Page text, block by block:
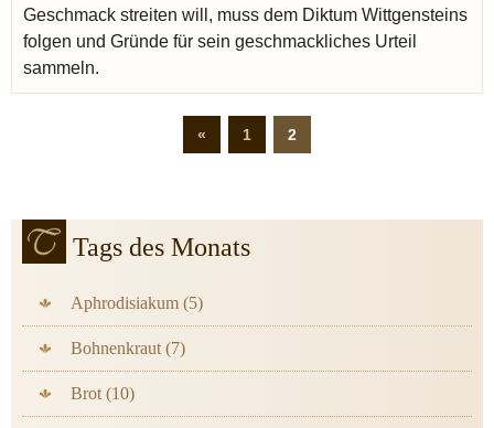
Geschmack streiten will, muss dem Diktum Wittgensteins
folgen und Gründe für sein geschmackliches Urteil
sammeln.
« 1 2
Tags des Monats
Aphrodisiakum (5)
Bohnenkraut (7)
Brot (10)